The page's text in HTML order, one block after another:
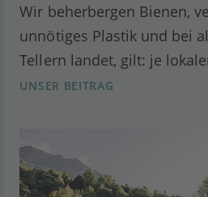
Wir beherbergen Bienen,
unnötiges Plastik und bei
Tellern landet, gilt: je
UNSER BEITRAG